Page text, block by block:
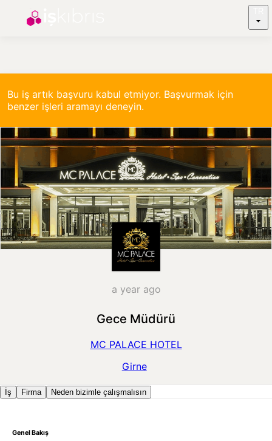
Bu iş artık başvuru kabul etmiyor. Başvurmak için
benzer işleri aramayı deneyin.
a year ago
Gece Müdürü
MC PALACE HOTEL
Girne
İş Firma Neden bizimle çalışmalısın
Genel Bakış